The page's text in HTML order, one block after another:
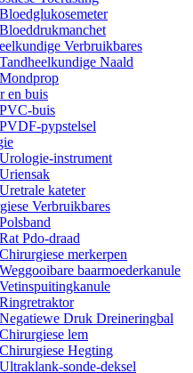
Bloedglukosemeter
Bloeddrukmanchet
Verbruikbares
Tandheelkundige Naald
Mondprop
en buis
PVC-buis
PVDF-pypstelsel
Urologie-instrument
Uriensak
Uretrale kateter
Verbruikbares
Polsband
Rat Pdo-draad
Chirurgiese merkerpen
Weggooibare baarmoederkanule
Vetinspuitingkanule
Ringretraktor
Negatiewe Druk Dreineringbal
Chirurgiese lem
Chirurgiese Hegting
Ultraklank-sonde-deksel